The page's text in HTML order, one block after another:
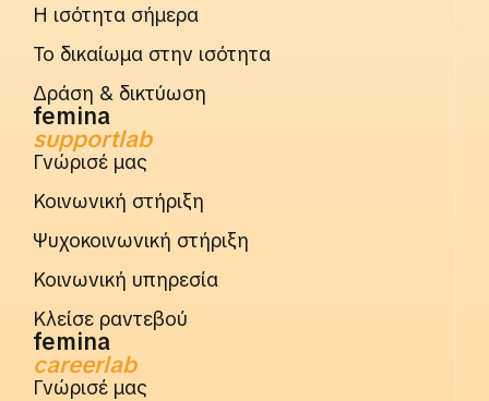
Η ισότητα σήμερα
Το δικαίωμα στην ισότητα
Δράση & δικτύωση
femina
supportlab
Γνώρισέ μας
Κοινωνική στήριξη
Ψυχοκοινωνική στήριξη
Κοινωνική υπηρεσία
Κλείσε ραντεβού
femina
careerlab
Γνώρισέ μας